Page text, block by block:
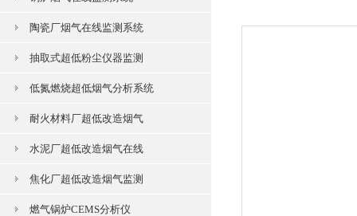
陶瓷厂烟气在线监测系统
抽取式超低粉尘仪器监测
低氮燃烧超低烟气分析系统
耐火材料厂超低改造烟气
水泥厂超低改造烟气在线
焦化厂超低改造烟气监测
燃气锅炉CEMS分析仪